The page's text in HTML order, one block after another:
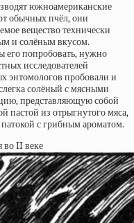
южноамериканские
обычных пчёл, они
вещество технически
и солёным вкусом.
его попробовать, нужно
исследователей
энтомологов пробовали и
солёный с мясными
представляющую собой
пастой из отрыгнутого мяса,
с грибным ароматом.
во II веке